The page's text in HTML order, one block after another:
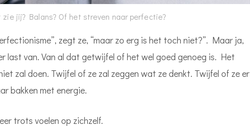
zie jij? Balans? Of het streven naar perfectie?
zegt ze, “maar zo erg is het toch niet?”. Maar ja,
last van. Van al dat getwijfel of het wel goed genoeg is. Het
zal doen. Twijfel of ze zal zeggen wat ze denkt. Twijfel of ze er
bakken met energie.
trots voelen op zichzelf.